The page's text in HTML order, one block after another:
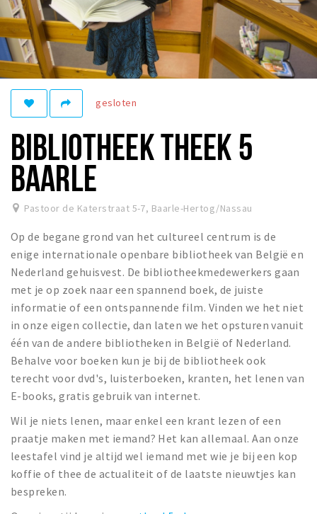
Nieuws
Agenda
Deals
Eten
Slapen
Recreatief
Winkels
Winkelgebieden
Parkeren
Bezienswaardigheden
Enclaves
Musea, theaters & podia
Uitjes & activiteiten
Fietsroutes
Wandelroutes
Natuurgebieden
De Grensvallei
Partner worden
gesloten
BIBLIOTHEEK THEEK 5
BAARLE
Pastoor de Katerstraat 5-7, Baarle-Hertog/Nassau
Op de begane grond van het cultureel centrum is de
enige internationale openbare bibliotheek van België en
Nederland gehuisvest. De bibliotheekmedewerkers gaan
met je op zoek naar een spannend boek, de juiste
informatie of een ontspannende film. Vinden we het niet
in onze eigen collectie, dan laten we het opsturen vanuit
één van de andere bibliotheken in België of Nederland.
Behalve voor boeken kun je bij de bibliotheek ook
terecht voor dvd's, luisterboeken, kranten, het lenen van
E-books, gratis gebruik van internet.
Wil je niets lenen, maar enkel een krant lezen of een
praatje maken met iemand? Het kan allemaal. Aan onze
leestafel vind je altijd wel iemand met wie je bij een kop
koffie of thee de actualiteit of de laatste nieuwtjes kan
bespreken.